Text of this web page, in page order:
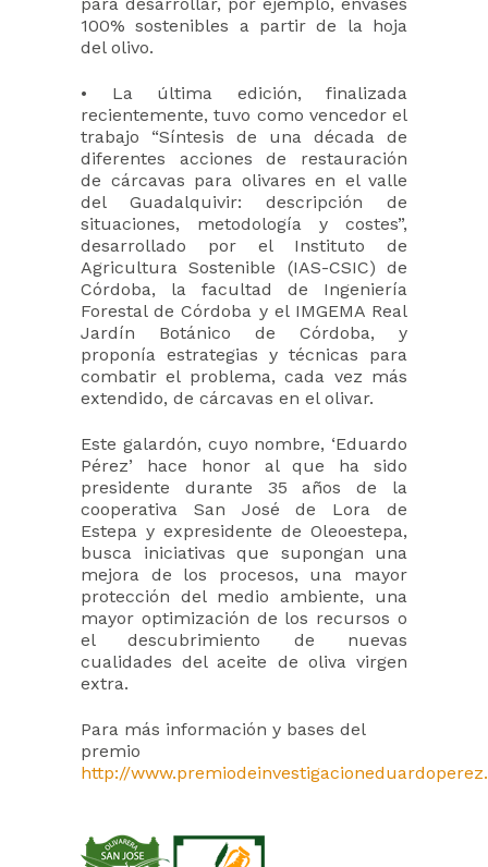
100% sostenibles a partir de la hoja
del olivo.
• La última edición, finalizada
recientemente, tuvo como vencedor el
trabajo “Síntesis de una década de
diferentes acciones de restauración
de cárcavas para olivares en el valle
del Guadalquivir: descripción de
situaciones, metodología y costes”,
desarrollado por el Instituto de
Agricultura Sostenible (IAS-CSIC) de
Córdoba, la facultad de Ingeniería
Forestal de Córdoba y el IMGEMA Real
Jardín Botánico de Córdoba, y
proponía estrategias y técnicas para
combatir el problema, cada vez más
extendido, de cárcavas en el olivar.
Este galardón, cuyo nombre, ‘Eduardo
Pérez’ hace honor al que ha sido
presidente durante 35 años de la
cooperativa San José de Lora de
Estepa y expresidente de Oleoestepa,
busca iniciativas que supongan una
mejora de los procesos, una mayor
protección del medio ambiente, una
mayor optimización de los recursos o
el descubrimiento de nuevas
cualidades del aceite de oliva virgen
extra.
Para más información y bases del
premio
http://